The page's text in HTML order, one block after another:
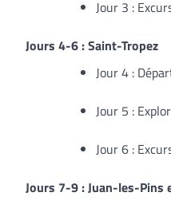
Jour 3 :
Jours 4-6 : Saint-Tropez
Jour 4 :
Jour 5 :
Jour 6 :
Jours 7-9 : Juan-les-Pins